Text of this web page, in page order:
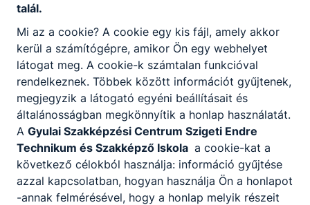
Központi ügyfélszolgálat: +36-66-218-909
E-mail cím: szeghalom@gyszc.hu
Székhely:5520 Szeghalom, Ady Endre utca
3.
talál.
Mi az a cookie? A cookie egy kis fájl, amely akkor
kerül a számítógépre, amikor Ön egy webhelyet
látogat meg. A cookie-k számtalan funkcióval
rendelkeznek. Többek között információt gyűjtenek,
megjegyzik a látogató egyéni beállításait és
általánosságban megkönnyítik a honlap használatát.
A Gyulai Szakképzési Centrum Szigeti Endre
Technikum és Szakképző Iskola a cookie-kat a
következő célokból használja: információ gyűjtése
azzal kapcsolatban, hogyan használja Ön a honlapot
-annak felmérésével, hogy a honlap melyik részeit